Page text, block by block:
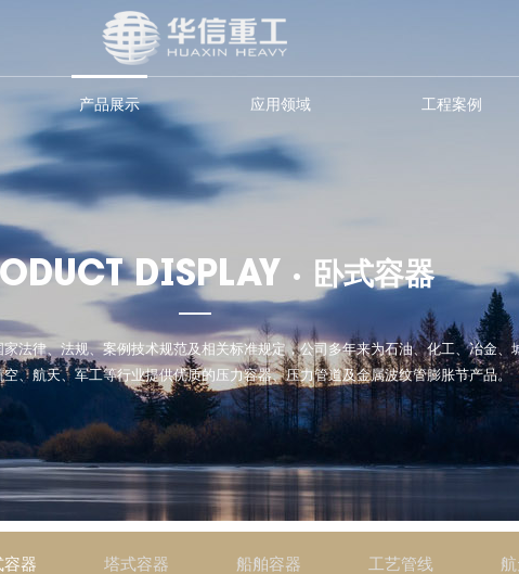
产品展示 应用领域 工程案例
DISPLAY · 卧式容器
法律、法规、案例技术规范及相关标准规定，公司多年来为石油、化工、冶金、
、航天、军工等行业提供优质的压力容器、压力管道及金属波纹管膨胀节产品。
容器 塔式容器 船舶容器 工艺管线